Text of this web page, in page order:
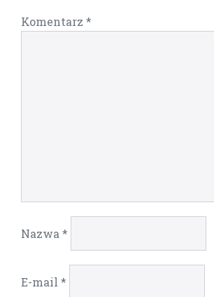
Komentarz *
Nazwa *
E-mail *